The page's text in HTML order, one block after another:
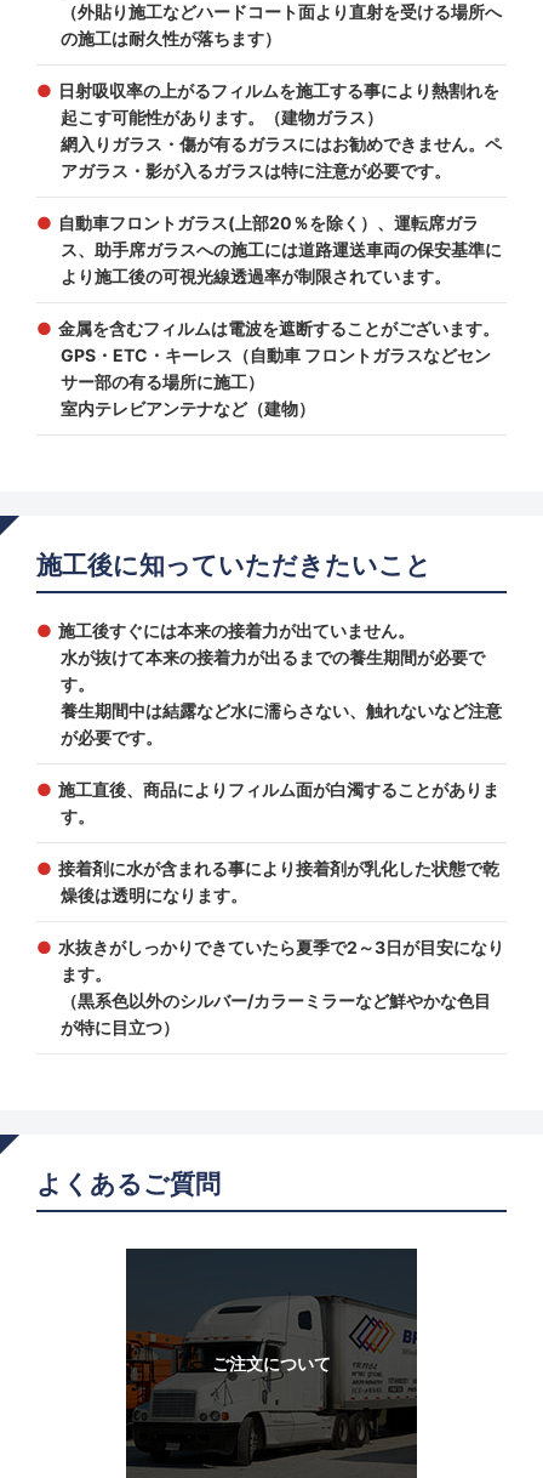
（外貼り施工などハードコート面より直射を受ける場所へ
の施工は耐久性が落ちます）
日射吸収率の上がるフィルムを施工する事により熱割れを
起こす可能性があります。（建物ガラス）
網入りガラス・傷が有るガラスにはお勧めできません。ペ
アガラス・影が入るガラスは特に注意が必要です。
自動車フロントガラス(上部20％を除く）、運転席ガラ
ス、助手席ガラスへの施工には道路運送車両の保安基準に
より施工後の可視光線透過率が制限されています。
金属を含むフィルムは電波を遮断することがございます。
GPS・ETC・キーレス（自動車 フロントガラスなどセン
サー部の有る場所に施工）
室内テレビアンテナなど（建物）
施工後に知っていただきたいこと
施工後すぐには本来の接着力が出ていません。
水が抜けて本来の接着力が出るまでの養生期間が必要で
す。
養生期間中は結露など水に濡らさない、触れないなど注意
が必要です。
施工直後、商品によりフィルム面が白濁することがありま
す。
接着剤に水が含まれる事により接着剤が乳化した状態で乾
燥後は透明になります。
水抜きがしっかりできていたら夏季で2～3日が目安になり
ます。
（黒系色以外のシルバー/カラーミラーなど鮮やかな色目
が特に目立つ）
よくあるご質問